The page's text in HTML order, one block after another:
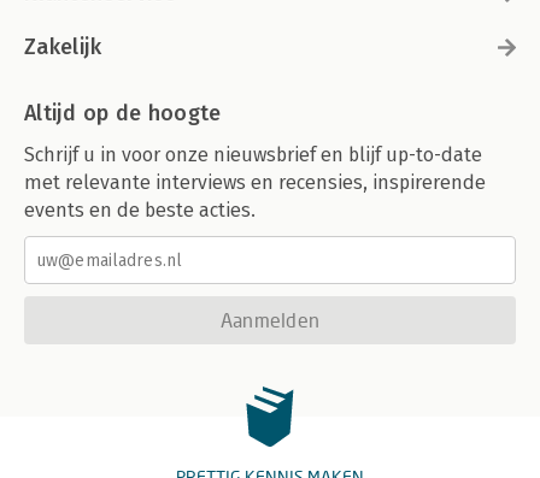
Zakelijk
Altijd op de hoogte
Schrijf u in voor onze nieuwsbrief en blijf up-to-date
met relevante interviews en recensies, inspirerende
events en de beste acties.
Aanmelden